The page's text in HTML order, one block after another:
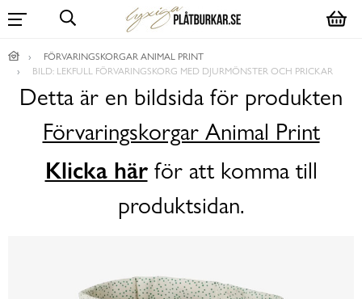
FÖRVARINGSKORGAR ANIMAL PRINT
BILD: LEKFULL FÖRVARINGSKORG MED DJURMÖNSTER OCH PRICKAR
Detta är en bildsida för produkten
Förvaringskorgar Animal Print
Klicka härför att komma till
produktsidan.